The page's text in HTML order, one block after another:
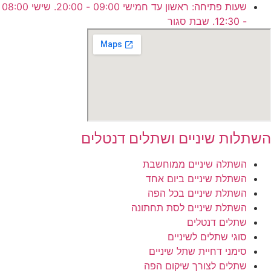
שעות פתיחה: ראשון עד חמישי 09:00 - 20:00. שישי 08:00
- 12:30. שבת סגור
השתלות שיניים ושתלים דנטלים
השתלה שיניים ממוחשבת
השתלת שיניים ביום אחד
השתלת שיניים בכל הפה
השתלת שיניים לסת תחתונה
שתלים דנטלים
סוגי שתלים לשיניים
סימני דחיית שתל שיניים
שתלים לצורך שיקום הפה